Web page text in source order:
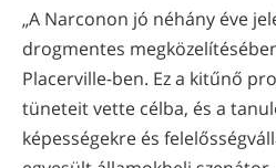
„A Narconon jó néhány éve
drogmentes
Placerville-ben. Ez a kitűnő
tüneteit vette célba, és a
képességekre és